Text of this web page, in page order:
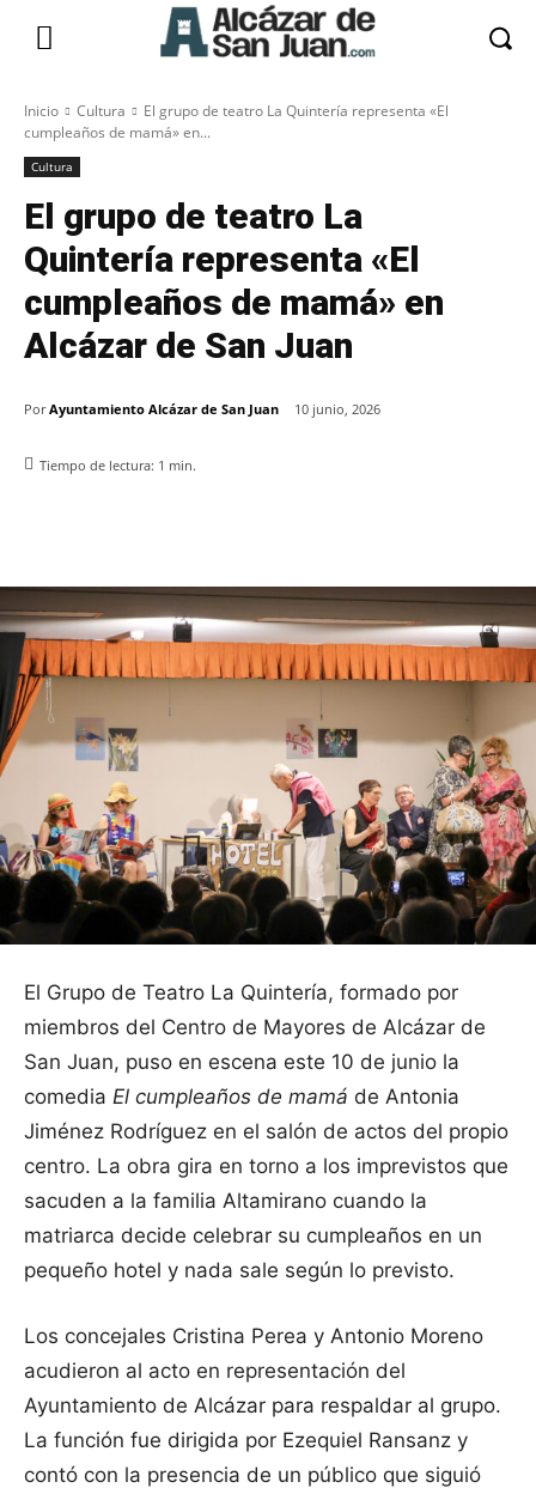
Inicio Cultura
El grupo de teatro La Quintería representa «El
cumpleaños de mamá» en...
Cultura
El grupo de teatro La
Quintería representa «El
cumpleaños de mamá» en
Alcázar de San Juan
Por Ayuntamiento Alcázar de San Juan 10 junio, 2026
Tiempo de lectura: 1 min.
El Grupo de Teatro La Quintería, formado por
miembros del Centro de Mayores de Alcázar de
San Juan, puso en escena este 10 de junio la
comedia El cumpleaños de mamá de Antonia
Jiménez Rodríguez en el salón de actos del propio
centro. La obra gira en torno a los imprevistos que
sacuden a la familia Altamirano cuando la
matriarca decide celebrar su cumpleaños en un
pequeño hotel y nada sale según lo previsto.
Los concejales Cristina Perea y Antonio Moreno
acudieron al acto en representación del
Ayuntamiento de Alcázar para respaldar al grupo.
La función fue dirigida por Ezequiel Ransanz y
contó con la presencia de un público que siguió